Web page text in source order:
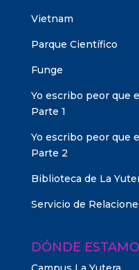
Vietnam
Parque Científico
Funge
Yo escribo peor que
Parte 1
Yo escribo peor que
Parte 2
Biblioteca de La
Servicio de
DÓNDE